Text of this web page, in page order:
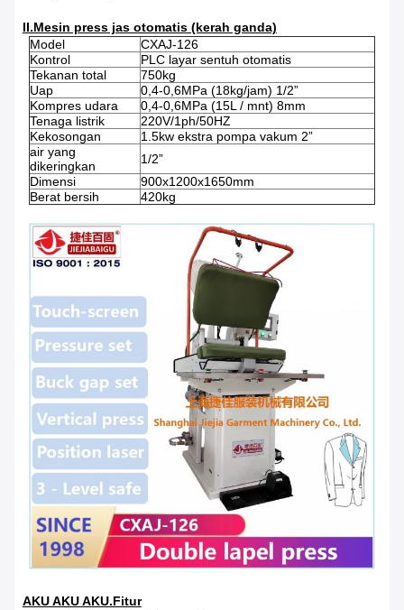
II.Mesin press jas otomatis (kerah ganda)
Model
CXAJ-126
Kontrol
PLC layar sentuh otomatis
Tekanan total
750kg
Uap
0,4-0,6MPa (18kg/jam) 1/2”
Kompres udara
0,4-0,6MPa (15L / mnt) 8mm
Tenaga listrik
220V/1ph/50HZ
Kekosongan
1.5kw ekstra pompa vakum 2”
air yang
dikeringkan
1/2”
Dimensi
900x1200x1650mm
Berat bersih
420kg
AKU AKU AKU.Fitur